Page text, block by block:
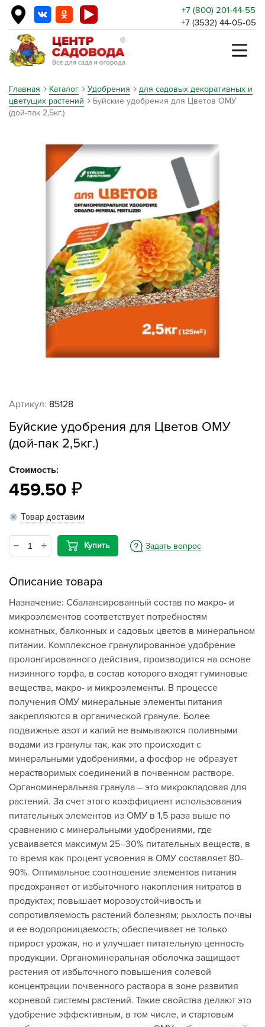
+7 (800) 201-44-55
+7 (3532) 44-05-05
Главная Каталог Удобрения
для садовых декоративных и
цветущих растений
Буйские удобрения для Цветов ОМУ
(дой-пак 2,5кг.)
Артикул: 85128
Буйские удобрения для Цветов ОМУ
(дой-пак 2,5кг.)
Стоимость:
459.50
Товар доставим
Купить Задать вопрос
Описание товара
Назначение: Сбалансированный состав по макро- и
микроэлементов соответствует потребностям
комнатных, балконных и садовых цветов в минеральном
питании. Комплексное гранулированное удобрение
пролонгированного действия, производится на основе
низинного торфа, в состав которого входят гуминовые
вещества, макро- и микроэлементы. В процессе
получения ОМУ минеральные элементы питания
закрепляются в органической грануле. Более
подвижные азот и калий не вымываются поливными
водами из гранулы так, как это происходит с
минеральными удобрениями, а фосфор не образует
нерастворимых соединений в почвенном растворе.
Органоминеральная гранула – это микрокладовая для
растений. За счет этого коэффициент использования
питательных элементов из ОМУ в 1,5 раза выше по
сравнению с минеральными удобрениями, где
усваивается максимум 25–30% питательных веществ, в
то время как процент усвоения в ОМУ составляет 80-
90%. Оптимальное соотношение элементов питания
предохраняет от избыточного накопления нитратов в
продуктах; повышает морозоустойчивость и
сопротивляемость растений болезням; рыхлость почвы
и ее водопроницаемость; обеспечивает не только
прирост урожая, но и улучшает питательную ценность
продукции. Органоминеральная оболочка защищает
растения от избыточного повышения солевой
концентрации почвенного раствора в зоне развития
корневой системы растений. Такие свойства делают это
удобрение эффективным, в том числе, и стартовым